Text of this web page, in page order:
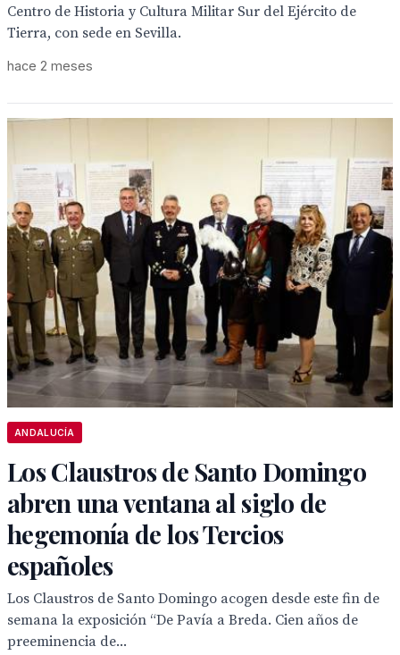
Centro de Historia y Cultura Militar Sur del Ejército de
Tierra, con sede en Sevilla.
hace 2 meses
ANDALUCÍA
Los Claustros de Santo Domingo
abren una ventana al siglo de
hegemonía de los Tercios
españoles
Los Claustros de Santo Domingo acogen desde este fin de
semana la exposición “De Pavía a Breda. Cien años de
preeminencia de...